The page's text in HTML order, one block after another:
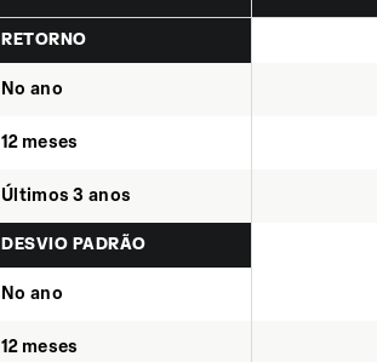
RETORNO
No ano
12 meses
Últimos 3 anos
DESVIO PADRÃO
No ano
12 meses